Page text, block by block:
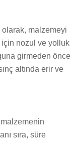
olarak, malzemeyi
için nozul ve yolluk
girmeden önce
altında erir ve
sıra, süre